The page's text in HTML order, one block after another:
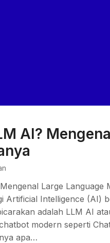
AI?
Large Language
Artificial Intelligence (AI)
adalah LLM AI
modern seperti
apa…